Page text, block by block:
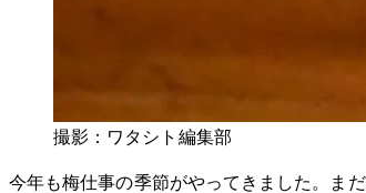
撮影：ワタシト編集部
今年も梅仕事の季節がやってきました。ま